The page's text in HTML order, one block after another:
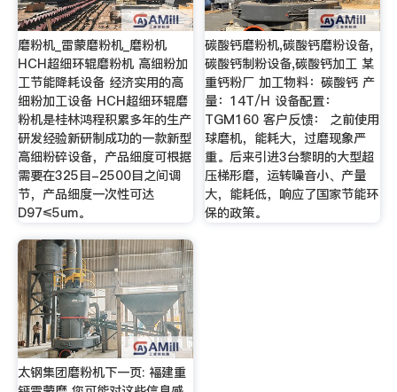
磨粉机_雷蒙磨粉机_磨粉机
HCH超细环辊磨粉机 高细粉加
工节能降耗设备 经济实用的高
细粉加工设备 HCH超细环辊磨
粉机是桂林鸿程积累多年的生产
研发经验新研制成功的一款新型
高细粉碎设备，产品细度可根据
需要在325目-2500目之间调
节，产品细度一次性可达
D97≤5um。
碳酸钙磨粉机,碳酸钙磨粉设备,
碳酸钙制粉设备,碳酸钙加工 某
重钙粉厂 加工物料：碳酸钙 产
量：14T/H 设备配置：
TGM160 客户反馈： 之前使用
球磨机，能耗大，过磨现象严
重。后来引进3台黎明的大型超
压梯形磨，运转噪音小、产量
大，能耗低，响应了国家节能环
保的政策。
太钢集团磨粉机下一页: 褔建重